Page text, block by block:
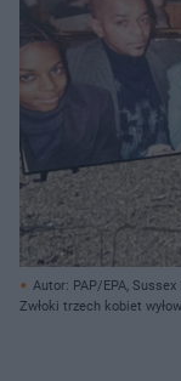
Autor: PAP/EPA,
Zwłoki trzech kobiet